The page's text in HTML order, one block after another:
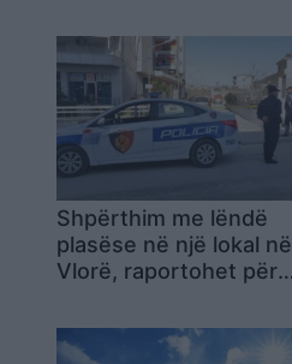
Shpërthim me lëndë
plasëse në një lokal në
Vlorë, raportohet për